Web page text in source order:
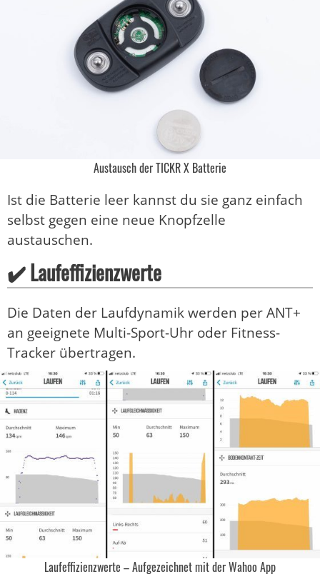
Austausch der TICKR X Batterie
Ist die Batterie leer kannst du sie ganz einfach
selbst gegen eine neue Knopfzelle
austauschen.
✔️ Laufeffizienzwerte
Die Daten der Laufdynamik werden per ANT+
an geeignete Multi-Sport-Uhr oder Fitness-
Tracker übertragen.
Laufeffizienzwerte – Aufgezeichnet mit der Wahoo App